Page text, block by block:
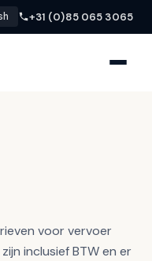
+31 (0)85 065 3065
voor vervoer
inclusief BTW en er